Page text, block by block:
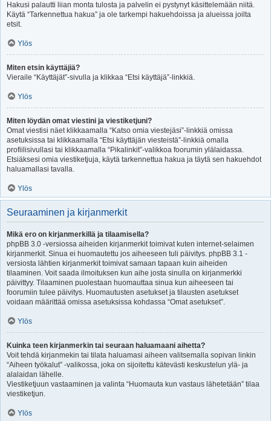
Hakusi palautti liian monta tulosta ja palvelin ei pystynyt käsittelemään niitä.
Käytä “Tarkennettua hakua” ja ole tarkempi hakuehdoissa ja alueissa joilta
etsit.
Ylös
Miten etsin käyttäjiä?
Vieraile “Käyttäjät”-sivulla ja klikkaa “Etsi käyttäjä”-linkkiä.
Ylös
Miten löydän omat viestini ja viestiketjuni?
Omat viestisi näet klikkaamalla “Katso omia viestejäsi”-linkkiä omissa
asetuksissa tai klikkaamalla “Etsi käyttäjän viesteistä”-linkkiä omalla
profiilisivullasi tai klikkaamalla “Pikalinkit”-valikkoa foorumin ylälaidassa.
Etsiäksesi omia viestiketjuja, käytä tarkennettua hakua ja täytä sen hakuehdot
haluamallasi tavalla.
Ylös
Seuraaminen ja kirjanmerkit
Mikä ero on kirjanmerkillä ja tilaamisella?
phpBB 3.0 -versiossa aiheiden kirjanmerkit toimivat kuten internet-selaimen
kirjanmerkit. Sinua ei huomautettu jos aiheeseen tuli päivitys. phpBB 3.1 -
versiosta lähtien kirjanmerkit toimivat samaan tapaan kuin aiheiden
tilaaminen. Voit saada ilmoituksen kun aihe josta sinulla on kirjanmerkki
päivittyy. Tilaaminen puolestaan huomauttaa sinua kun aiheeseen tai
foorumiin tulee päivitys. Huomautusten asetukset ja tilausten asetukset
voidaan määrittää omissa asetuksissa kohdassa “Omat asetukset”.
Ylös
Kuinka teen kirjanmerkin tai seuraan haluamaani aihetta?
Voit tehdä kirjanmekin tai tilata haluamasi aiheen valitsemalla sopivan linkin
“Aiheen työkalut” -valikossa, joka on sijoitettu kätevästi keskustelun ylä- ja
alalaidan lähelle.
Viestiketjuun vastaaminen ja valinta “Huomauta kun vastaus lähetetään” tilaa
viestiketjun.
Ylös